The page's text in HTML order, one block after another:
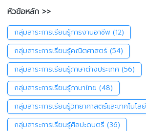
หัวข้อหลัก >>
กลุ่มสาระการเรียนรู้การงานอาชีพ (12)
กลุ่มสาระการเรียนรู้คณิตศาสตร์ (54)
กลุ่มสาระการเรียนรู้ภาษาต่างประเทศ (56)
กลุ่มสาระการเรียนรู้ภาษาไทย (48)
กลุ่มสาระการเรียนรู้วิทยาศาสตร์และเทคโนโลยี
กลุ่มสาระการเรียนรู้ศิลปะดนตรี (36)